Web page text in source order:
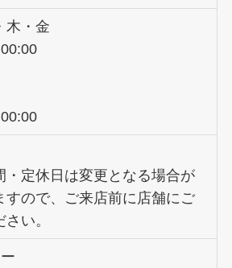
木・金
・定休日は変更となる場合が
すので、ご来店前に店舗にご
い。